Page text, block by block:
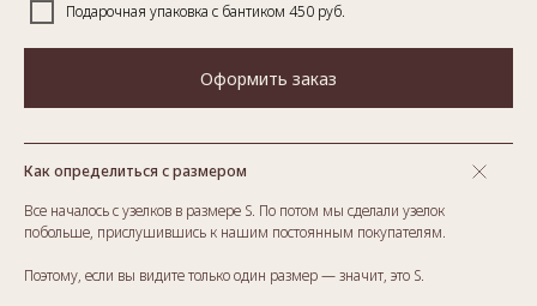
Подарочная упаковка с бантиком 450 руб.
Оформить заказ
Как определиться с размером
Все началось с узелков в размере S. По потом мы сделали узелок
побольше, прислушившись к нашим постоянным покупателям.
Поэтому, если вы видите только один размер — значит, это S.